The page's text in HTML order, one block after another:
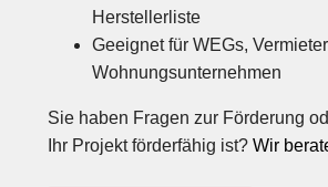
Herstellerliste
Geeignet für WEGs,
Wohnungsunternehmen
Sie haben Fragen zur Förderung
Ihr Projekt förderfähig ist?Wir